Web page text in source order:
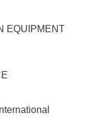
EQUIPMENT